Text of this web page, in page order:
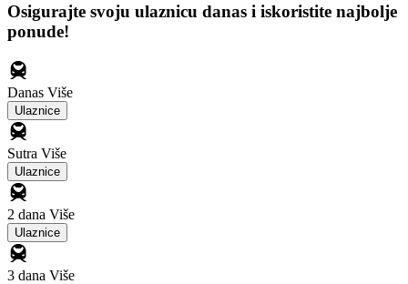
Osigurajte svoju ulaznicu danas i iskoristite najbolje
ponude!
Danas Više
Ulaznice
Sutra Više
Ulaznice
2 dana Više
Ulaznice
3 dana Više